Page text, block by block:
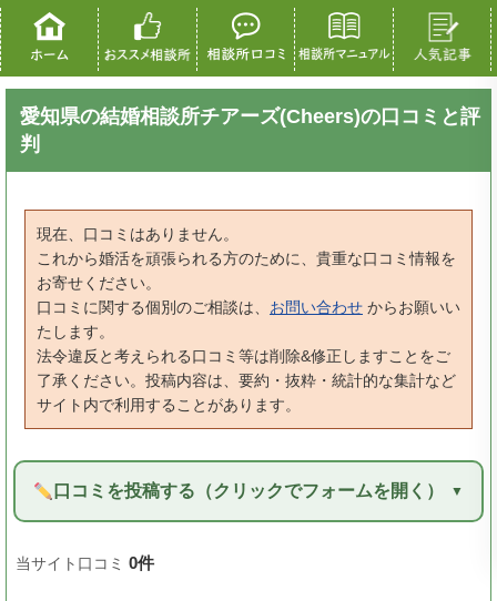
愛知県の結婚相談所チアーズ(Cheers)の口コミと評
判
現在、口コミはありません。
これから婚活を頑張られる方のために、貴重な口コミ情報を
お寄せください。
口コミに関する個別のご相談は、 お問い合わせ からお願いい
たします。
法令違反と考えられる口コミ等は削除&修正しますことをご
了承ください。投稿内容は、要約・抜粋・統計的な集計など
サイト内で利用することがあります。
口コミを投稿する（クリックでフォームを開く）
当サイト口コミ 0件